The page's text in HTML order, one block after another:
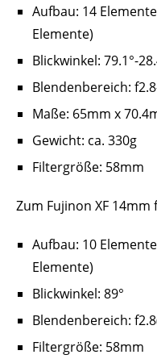
Aufbau: 14
Elemente)
Blickwinkel: 79.1°-
Blendenbereich:
Maße: 65mm x
Gewicht: ca. 330g
Filtergröße: 58mm
Zum Fujinon XF 14mm
Aufbau: 10
Elemente)
Blickwinkel: 89°
Blendenbereich:
Filtergröße: 58mm